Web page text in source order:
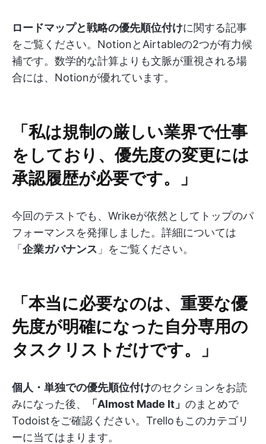
ロードマップと戦略の優先順位付けに関する記事
をご覧ください。NotionとAirtableの2つが有力候
補です。数学的な計算よりも文脈が重視される場
合には、Notionが優れています。
「私は規制の厳しい業界で仕事
をしており、優先度の変更には
承認履歴が必要です。」
今回のテストでも、Wrikeが依然としてトップのパ
フォーマンスを発揮しました。詳細については
「 企業ガバナンス 」をご覧ください。
「本当に必要なのは、重要な優
先度が明確になった自分専用の
タスクリストだけです。」
個人・単独での優先順位付けのセクションをお読
みになった後、
「Almost Made It」 のまとめで
Todoistをご確認ください。Trelloもこのカテゴリ
ーに当てはまります。